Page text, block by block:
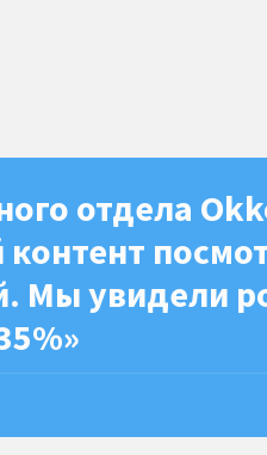
отдела
Мы увидели